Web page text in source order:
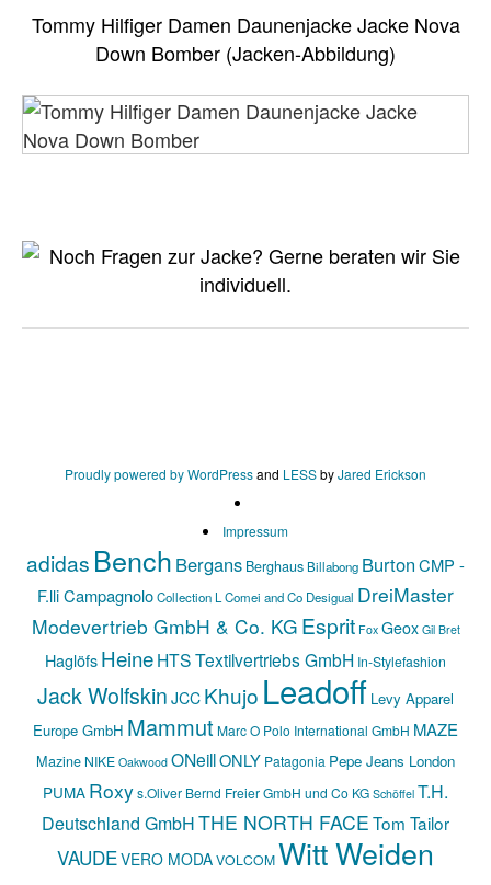
Tommy Hilfiger Damen Daunenjacke Jacke Nova
Down Bomber (Jacken-Abbildung)
Proudly powered by WordPressand LESSbyJared Erickson
Impressum
adidas Bench Bergans Berghaus Billabong BurtonCMP -
F.lli CampagnoloCollection L Comei and Co Desigual DreiMaster
Modevertrieb GmbH & Co. KG Esprit Fox Geox Gil Bret
HaglöfsHeineHTS Textilvertriebs GmbH In-Stylefashion
Jack Wolfskin JCC Khujo Leadoff Levy Apparel
Europe GmbH Mammut Marc O Polo International GmbH MAZE
Mazine NIKE Oakwood ONeillONLY Patagonia Pepe Jeans London
PUMA Roxys.Oliver Bernd Freier GmbH und Co KG Schöffel T.H.
Deutschland GmbHTHE NORTH FACETom Tailor
VAUDEVERO MODAVOLCOMWitt Weiden